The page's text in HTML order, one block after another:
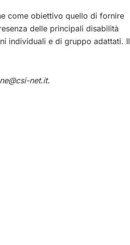
come obiettivo quello di fornire
delle principali disabilità
individuali e di gruppo adattati. Il
net.it.